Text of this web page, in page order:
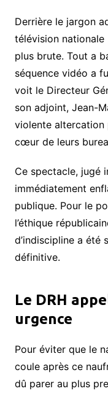
​Derrière le jargon
télévision nationale
plus brute. Tout a
séquence vidéo a
voit le Directeur
son adjoint, Jean-
violente altercation
cœur de leurs
​Ce spectacle, jugé
immédiatement
publique. Pour le
l’éthique
d’indiscipline a été
définitive.
​Le DRH
urgence
​Pour éviter que le
coule après ce
dû parer au plus